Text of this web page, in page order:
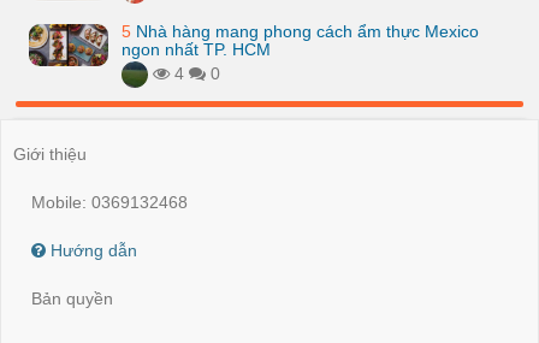
5 Nhà hàng mang phong cách ẩm thực Mexico
ngon nhất TP. HCM
4
0
Giới thiệu
Mobile: 0369132468
Hướng dẫn
Bản quyền